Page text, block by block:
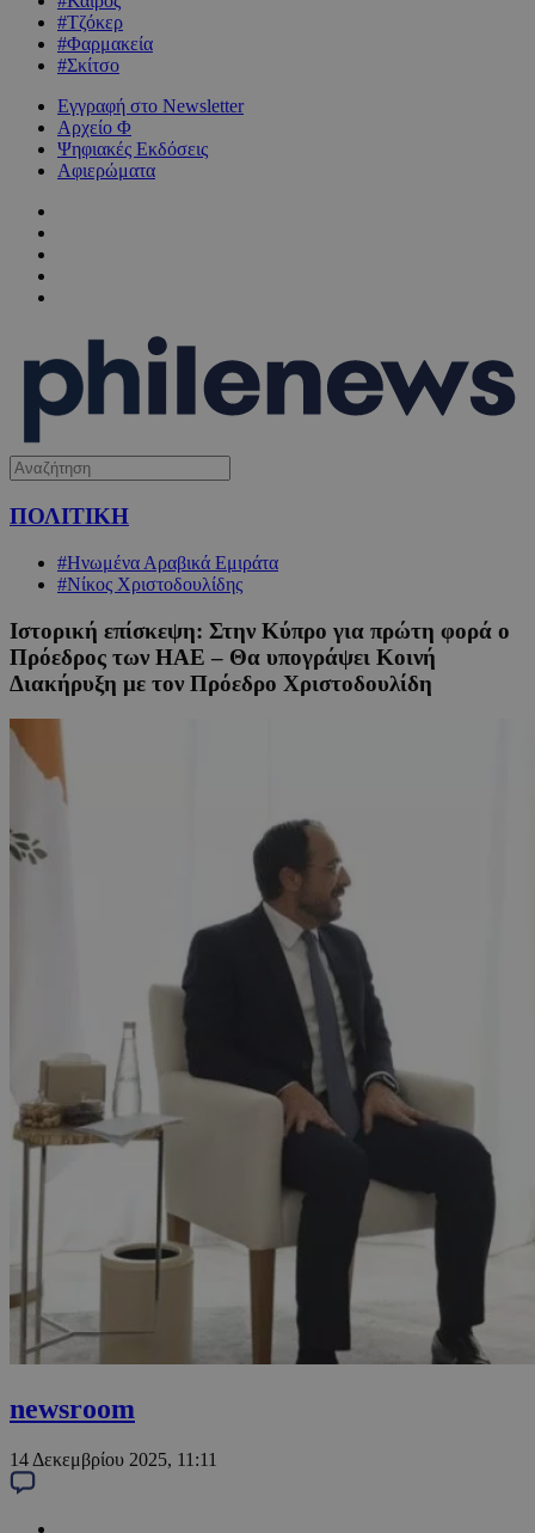
#Τζόκερ
#Φαρμακεία
#Σκίτσο
Εγγραφή στο Newsletter
Αρχείο Φ
Ψηφιακές Εκδόσεις
Αφιερώματα
ΠΟΛΙΤΙΚΗ
#Ηνωμένα Αραβικά Εμιράτα
#Νίκος Χριστοδουλίδης
Ιστορική επίσκεψη: Στην Κύπρο για πρώτη φορά ο
Πρόεδρος των ΗΑΕ – Θα υπογράψει Κοινή
Διακήρυξη με τον Πρόεδρο Χριστοδουλίδη
newsroom
14 Δεκεμβρίου 2025, 11:11